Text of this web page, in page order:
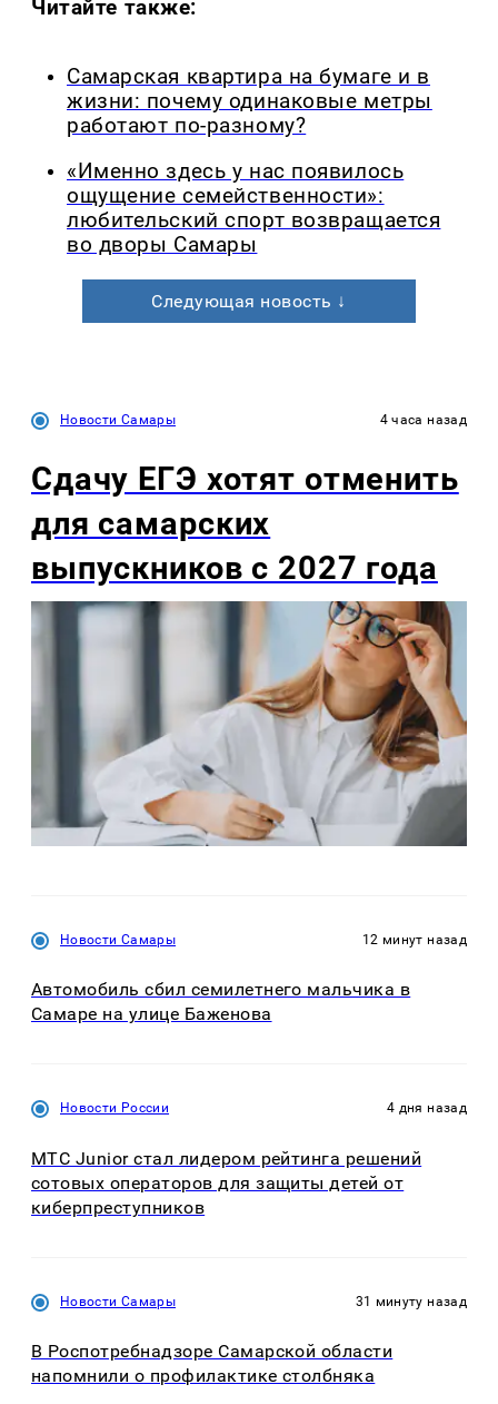
Читайте также:
Самарская квартира на бумаге и в
жизни: почему одинаковые метры
работают по-разному?
«Именно здесь у нас появилось
ощущение семейственности»:
любительский спорт возвращается
во дворы Самары
Следующая новость ↓
Новости Самары 4 часа назад
Сдачу ЕГЭ хотят отменить
для самарских
выпускников с 2027 года
Новости Самары 12 минут назад
Автомобиль сбил семилетнего мальчика в
Самаре на улице Баженова
Новости России 4 дня назад
МТС Junior стал лидером рейтинга решений
сотовых операторов для защиты детей от
киберпреступников
Новости Самары 31 минуту назад
В Роспотребнадзоре Самарской области
напомнили о профилактике столбняка